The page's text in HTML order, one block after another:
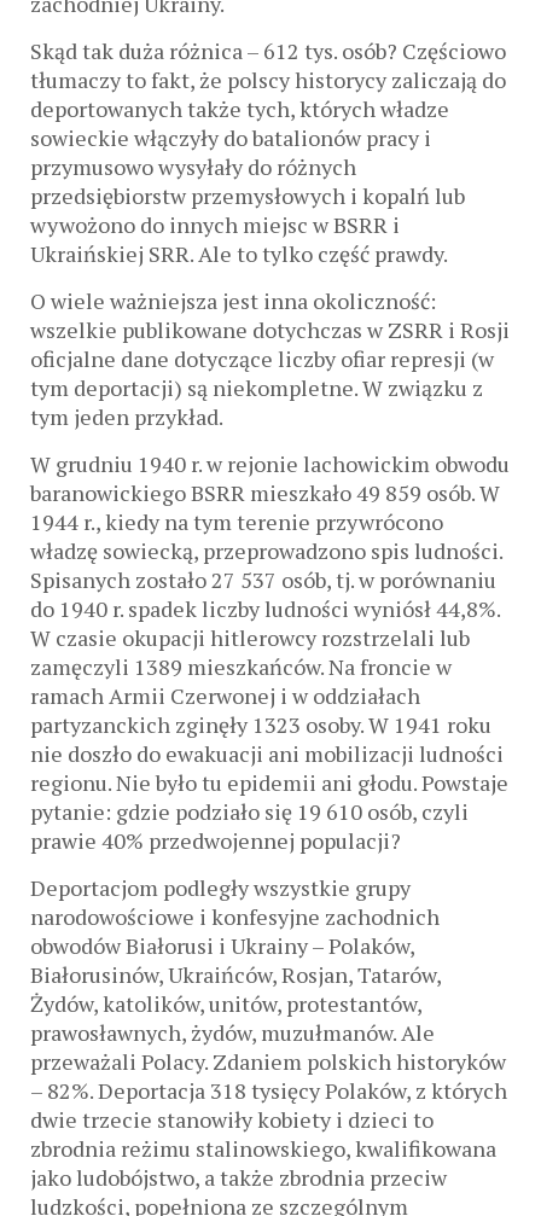
Skąd tak duża różnica – 612 tys. osób? Częściowo
tłumaczy to fakt, że polscy historycy zaliczają do
deportowanych także tych, których władze
sowieckie włączyły do ​​batalionów pracy i
przymusowo wysyłały do różnych
przedsiębiorstw przemysłowych i kopalń lub
wywożono do innych miejsc w BSRR i
Ukraińskiej SRR. Ale to tylko część prawdy.
O wiele ważniejsza jest inna okoliczność:
wszelkie publikowane dotychczas w ZSRR i Rosji
oficjalne dane dotyczące liczby ofiar represji (w
tym deportacji) są niekompletne. W związku z
tym jeden przykład.
W grudniu 1940 r. w rejonie lachowickim obwodu
baranowickiego BSRR mieszkało 49 859 osób. W
1944 r., kiedy na tym terenie przywrócono
władzę sowiecką, przeprowadzono spis ludności.
Spisanych zostało 27 537 osób, tj. w porównaniu
do 1940 r. spadek liczby ludności wyniósł 44,8%.
W czasie okupacji hitlerowcy rozstrzelali lub
zamęczyli 1389 mieszkańców. Na froncie w
ramach Armii Czerwonej i w oddziałach
partyzanckich zginęły 1323 osoby. W 1941 roku
nie doszło do ewakuacji ani mobilizacji ludności
regionu. Nie było tu epidemii ani głodu. Powstaje
pytanie: gdzie podziało się 19 610 osób, czyli
prawie 40% przedwojennej populacji?
Deportacjom podległy wszystkie grupy
narodowościowe i konfesyjne zachodnich
obwodów Białorusi i Ukrainy – Polaków,
Białorusinów, Ukraińców, Rosjan, Tatarów,
Żydów, katolików, unitów, protestantów,
prawosławnych, żydów, muzułmanów. Ale
przeważali Polacy. Zdaniem polskich historyków
– 82%. Deportacja 318 tysięcy Polaków, z których
dwie trzecie stanowiły kobiety i dzieci to
zbrodnia reżimu stalinowskiego, kwalifikowana
jako ludobójstwo, a także zbrodnia przeciw
ludzkości, popełniona ze szczególnym